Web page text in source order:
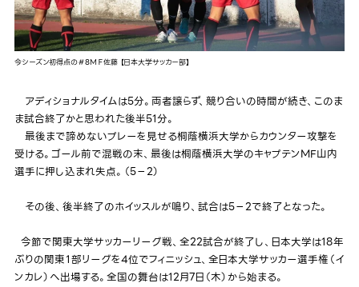
今シーズン初得点の＃8ＭＦ佐藤 【日本大学サッカー部】
アディショナルタイムは5分。両者譲らず、競り合いの時間が続き、このま
ま試合終了かと思われた後半51分。
最後まで諦めないプレーを見せる桐蔭横浜大学からカウンター攻撃を
受ける。ゴール前で混戦の末、最後は桐蔭横浜大学のキャプテンMF山内
選手に押し込まれ失点。（5－2）
その後、後半終了のホイッスルが鳴り、試合は5－2で終了となった。
今節で関東大学サッカーリーグ戦、全22試合が終了し、日本大学は18年
ぶりの関東１部リーグを4位でフィニッシュ、全日本大学サッカー選手権（イ
ンカレ）へ出場する。全国の舞台は12月7日（木）から始まる。